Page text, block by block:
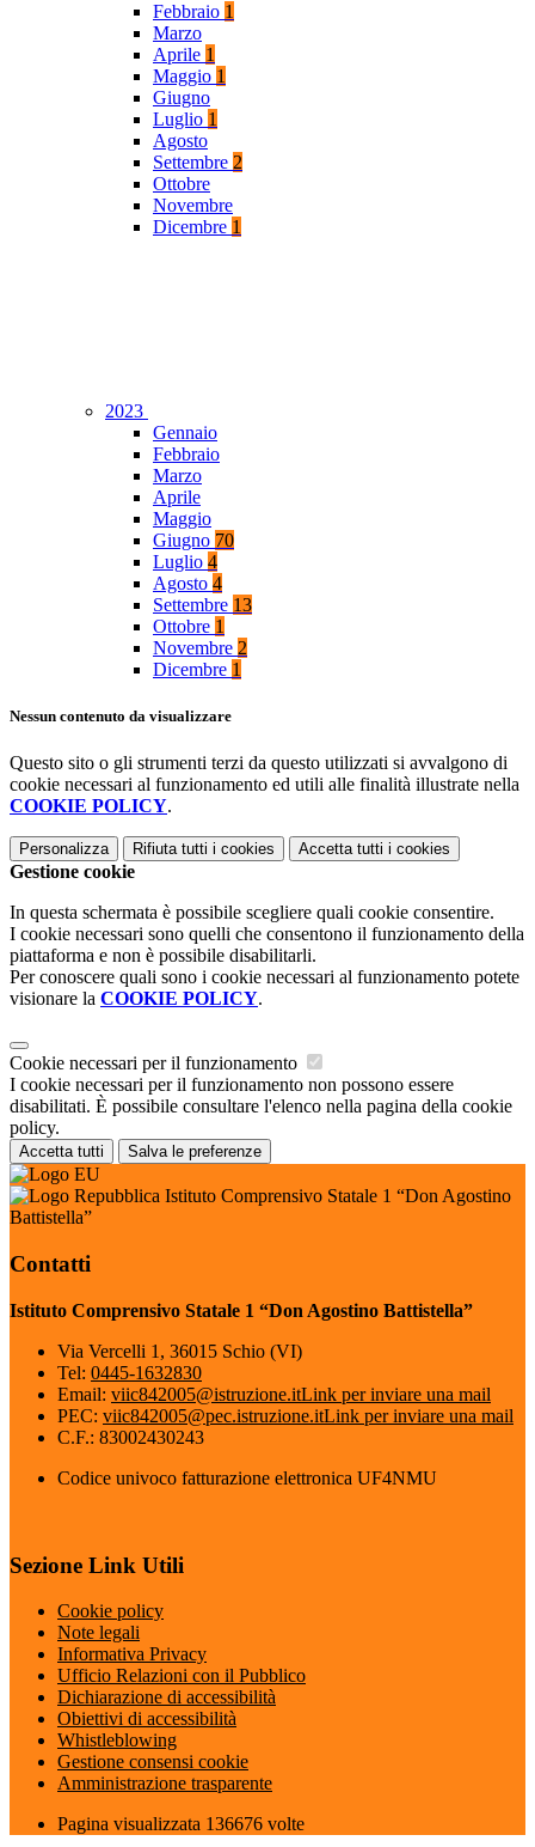
Febbraio 1
Marzo
Aprile 1
Maggio 1
Giugno
Luglio 1
Agosto
Settembre 2
Ottobre
Novembre
Dicembre 1
2023
Gennaio
Febbraio
Marzo
Aprile
Maggio
Giugno 70
Luglio 4
Agosto 4
Settembre 13
Ottobre 1
Novembre 2
Dicembre 1
Nessun contenuto da visualizzare
Questo sito o gli strumenti terzi da questo utilizzati si avvalgono di
cookie necessari al funzionamento ed utili alle finalità illustrate nella
COOKIE POLICY.
Personalizza Rifiuta tutti i cookies Accetta tutti i cookies
Gestione cookie
In questa schermata è possibile scegliere quali cookie consentire.
I cookie necessari sono quelli che consentono il funzionamento della
piattaforma e non è possibile disabilitarli.
Per conoscere quali sono i cookie necessari al funzionamento potete
visionare la COOKIE POLICY.
Cookie necessari per il funzionamento
I cookie necessari per il funzionamento non possono essere
disabilitati. È possibile consultare l'elenco nella pagina della cookie
policy.
Accetta tutti Salva le preferenze
Istituto Comprensivo Statale 1 “Don Agostino
Battistella”
Contatti
Istituto Comprensivo Statale 1 “Don Agostino Battistella”
Via Vercelli 1, 36015 Schio (VI)
Tel: 0445-1632830
Email: viic842005@istruzione.itLink per inviare una mail
PEC: viic842005@pec.istruzione.itLink per inviare una mail
C.F.: 83002430243
Codice univoco fatturazione elettronica UF4NMU
Sezione Link Utili
Cookie policy
Note legali
Informativa Privacy
Ufficio Relazioni con il Pubblico
Dichiarazione di accessibilità
Obiettivi di accessibilità
Whistleblowing
Gestione consensi cookie
Amministrazione trasparente
Pagina visualizzata 136676 volte